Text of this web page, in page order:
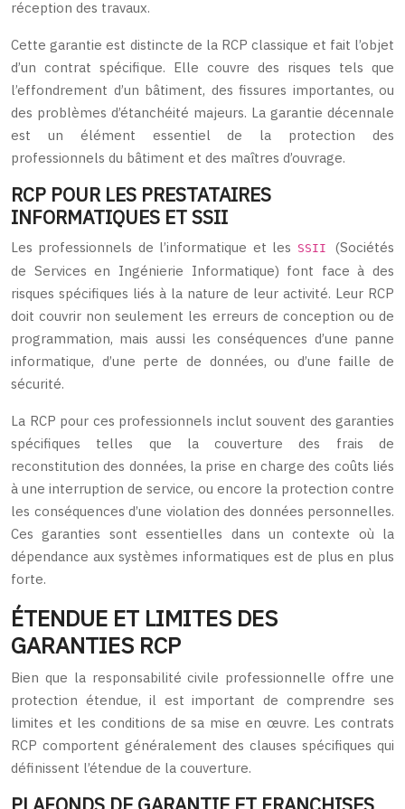
réception des travaux.
Cette garantie est distincte de la RCP classique et fait l’objet
d’un contrat spécifique. Elle couvre des risques tels que
l’effondrement d’un bâtiment, des fissures importantes, ou
des problèmes d’étanchéité majeurs. La garantie décennale
est un élément essentiel de la protection des
professionnels du bâtiment et des maîtres d’ouvrage.
RCP POUR LES PRESTATAIRES
INFORMATIQUES ET SSII
Les professionnels de l’informatique et les SSII(Sociétés
de Services en Ingénierie Informatique) font face à des
risques spécifiques liés à la nature de leur activité. Leur RCP
doit couvrir non seulement les erreurs de conception ou de
programmation, mais aussi les conséquences d’une panne
informatique, d’une perte de données, ou d’une faille de
sécurité.
La RCP pour ces professionnels inclut souvent des garanties
spécifiques telles que la couverture des frais de
reconstitution des données, la prise en charge des coûts liés
à une interruption de service, ou encore la protection contre
les conséquences d’une violation des données personnelles.
Ces garanties sont essentielles dans un contexte où la
dépendance aux systèmes informatiques est de plus en plus
forte.
ÉTENDUE ET LIMITES DES
GARANTIES RCP
Bien que la responsabilité civile professionnelle offre une
protection étendue, il est important de comprendre ses
limites et les conditions de sa mise en œuvre. Les contrats
RCP comportent généralement des clauses spécifiques qui
définissent l’étendue de la couverture.